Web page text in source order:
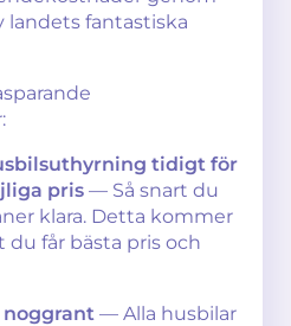
landets fantastiska
tidigt för
pris — Så snart du
klara. Detta kommer
du får bästa pris och
— Alla husbilar